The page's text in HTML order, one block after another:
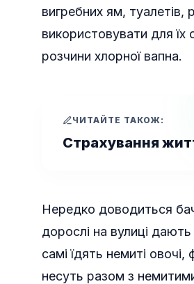
вигребних ям, туалетів,
використовувати для їх
розчини хлорної вапна.
ЧИТАЙТЕ ТАКОЖ:
Страхування
Нередко доводиться
дорослі на вулиці
самі їдять немиті овочі,
несуть разом з